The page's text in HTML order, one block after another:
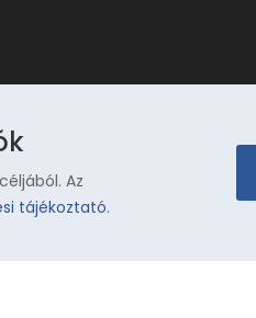
Az
tájékoztató.